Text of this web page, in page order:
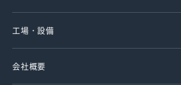
工場・設備
会社概要